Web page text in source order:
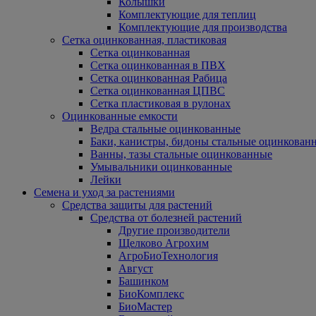
Комплектующие для теплиц
Комплектующие для производства
Сетка оцинкованная, пластиковая
Сетка оцинкованная
Сетка оцинкованная в ПВХ
Сетка оцинкованная Рабица
Сетка оцинкованная ЦПВС
Сетка пластиковая в рулонах
Оцинкованные емкости
Ведра стальные оцинкованные
Баки, канистры, бидоны стальные
Ванны, тазы стальные оцинкованные
Умывальники оцинкованные
Лейки
Семена и уход за растениями
Средства защиты для растений
Средства от болезней растений
Другие производители
Щелково Агрохим
АгроБиоТехнология
Август
Башинком
БиоКомплекс
БиоМастер